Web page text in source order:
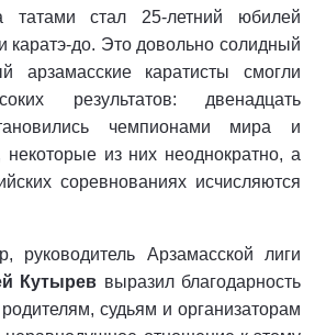
татами стал 25-летний юбилей
каратэ-до. Это довольно солидный
арзамасские каратисты смогли
результатов: двенадцать
чемпионами мира и
из них неоднократно, а
соревнованиях исчисляются
руководитель Арзамасской лиги
Кутырев выразил благодарность
судьям и организаторам